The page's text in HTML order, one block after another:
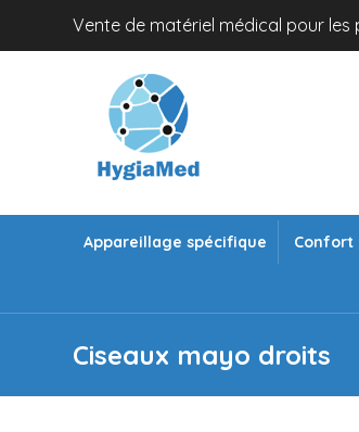
Vente de matériel médical pour les
Appareillage spécifique Confort
Ciseaux mayo droits